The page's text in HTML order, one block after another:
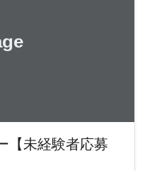
【未経験者応募